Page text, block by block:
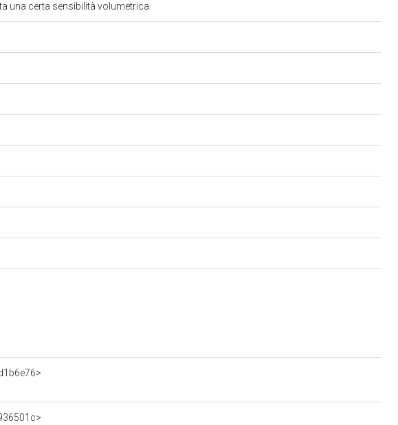
una certa sensibilità volumetrica